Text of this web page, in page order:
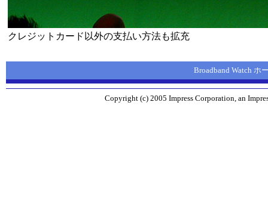
クレジットカード以外の支払い方法も拡充
Broadband Watch ホ
Copyright (c) 2005 Impress Corporation, an